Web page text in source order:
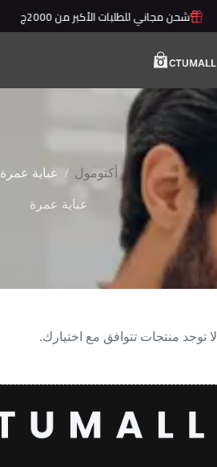
التجاوز
إلى شحن مجاني للطلبات الأكبر من 2000ج
أكتومول / عباية عمرة
عباية عمرة
لا توجد منتجات تتوافق مع اختيارك.